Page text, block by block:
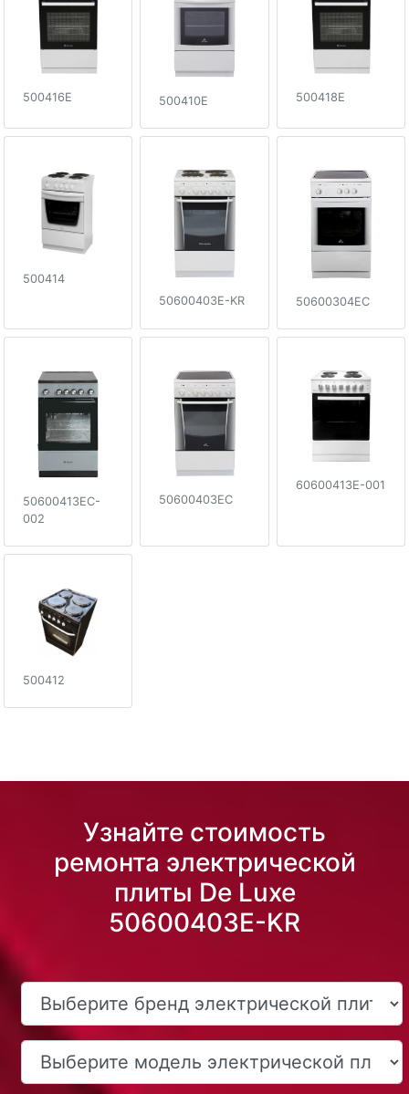
500416E 500410E 500418E
500414
50600403E-KR
50600304EC
50600413EC-
002
50600403EC
60600413E-001
500412
Узнайте стоимость
ремонта электрической
плиты De Luxe
50600403E-KR